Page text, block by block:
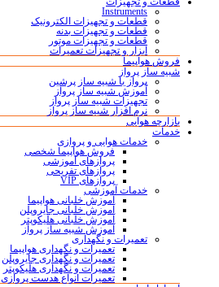
Instruments
قطعات و تجهیزات الکترونیک
قطعات و تجهیزات بدنه
قطعات و تجهیزات موتور
ابزار و تجهیزات تعمیرات
فروش هواپیما
شبیه ساز پرواز
پرواز با شبیه ساز پرشین
آموزش شبیه ساز پرواز
تجهیزات شبیه ساز پرواز
نرم افزار شبیه ساز پرواز
بازارچه هوایی
خدمات
خدمات هوایی و پروازی
فروش هواپیما شخصی
پروازهای آموزشی
پروازهای تفریحی
پروازهای VIP
خدمات آموزشی
آموزش خلبانی هواپیما
آموزش خلبانی جایروپلن
آموزش خلبانی هلیکوپتر
آموزش شبیه ساز پرواز
تعمیرات و نگهداری
تعمیرات و نگهداری هواپیما
تعمیرات و نگهداری جایروپلن
تعمیرات و نگهداری هلیکوپتر
تعمیرات انواع هدست پروازی